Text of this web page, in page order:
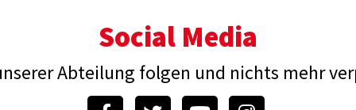
Social Media
Abteilung folgen und nichts mehr